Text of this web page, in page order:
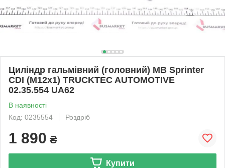
Циліндр гальмівний (головний) MB Sprinter
CDI (M12x1) TRUCKTEC AUTOMOTIVE
02.35.554 UA62
В наявності
Код: 0235554
Роздріб
1 890 ₴
Купити